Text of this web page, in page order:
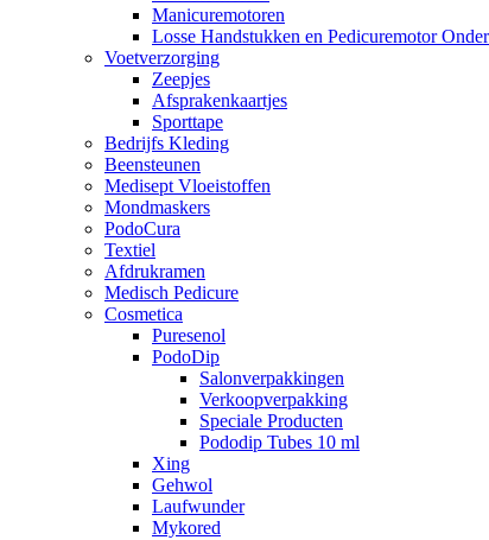
Manicuremotoren
Losse Handstukken en Pedicuremotor
Voetverzorging
Zeepjes
Afsprakenkaartjes
Sporttape
Bedrijfs Kleding
Beensteunen
Medisept Vloeistoffen
Mondmaskers
PodoCura
Textiel
Afdrukramen
Medisch Pedicure
Cosmetica
Puresenol
PodoDip
Salonverpakkingen
Verkoopverpakking
Speciale Producten
Pododip Tubes 10 ml
Xing
Gehwol
Laufwunder
Mykored